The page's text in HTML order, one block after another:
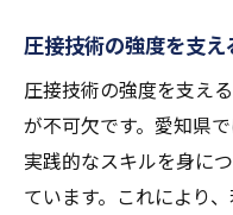
圧接技術の強度を支
圧接技術の強度を支え
が不可欠です。愛知県
実践的なスキルを身に
ています。これにより